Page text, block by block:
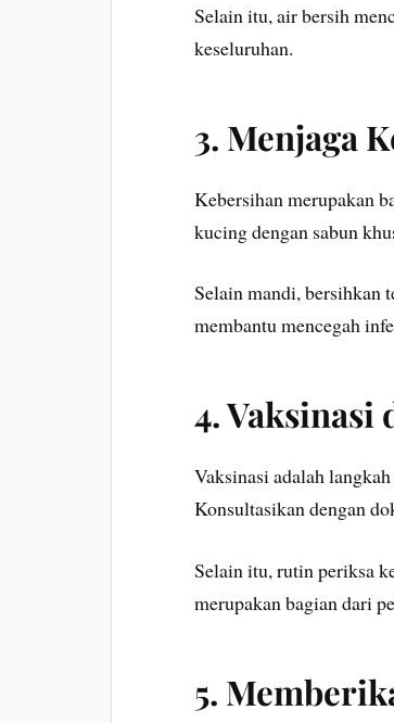
Selain itu, air bersih
keseluruhan.
3. Menjaga
Kebersihan merupakan
kucing dengan sabun
Selain mandi, bersihkan
membantu mencegah
4. Vaksinasi
Vaksinasi adalah
Konsultasikan dengan
Selain itu, rutin periksa
merupakan bagian dari
5.